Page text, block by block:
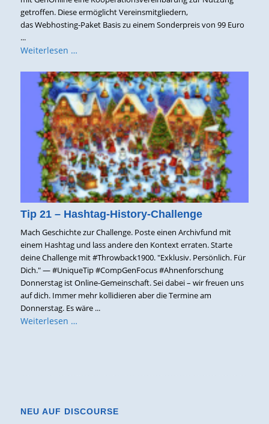
getroffen. Diese ermöglicht Vereinsmitgliedern,
das Webhosting-Paket Basis zu einem Sonderpreis von 99 Euro
...
Weiterlesen …
Tip 21 – Hashtag-History-Challenge
Mach Geschichte zur Challenge. Poste einen Archivfund mit
einem Hashtag und lass andere den Kontext erraten. Starte
deine Challenge mit #Throwback1900. "Exklusiv. Persönlich. Für
Dich." — #UniqueTip #CompGenFocus #Ahnenforschung
Donnerstag ist Online-Gemeinschaft. Sei dabei – wir freuen uns
auf dich. Immer mehr kollidieren aber die Termine am
Donnerstag. Es wäre ...
Weiterlesen …
NEU AUF DISCOURSE